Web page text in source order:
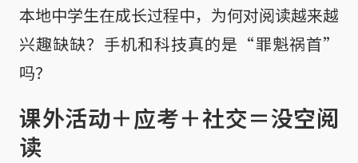
本地中学生在成长过程中，为何对阅读越来越
兴趣缺缺？手机和科技真的是“罪魁祸首”
吗？
课外活动＋应考＋社交＝没空阅
读